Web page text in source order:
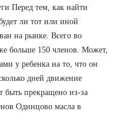
Перед тем, как найти
ли тот или иной
на рынке. Всего во
больше 150 членов. Может,
у ребенка на то, что он
дней движение
быть прекращено из-за
Одинцово масла в